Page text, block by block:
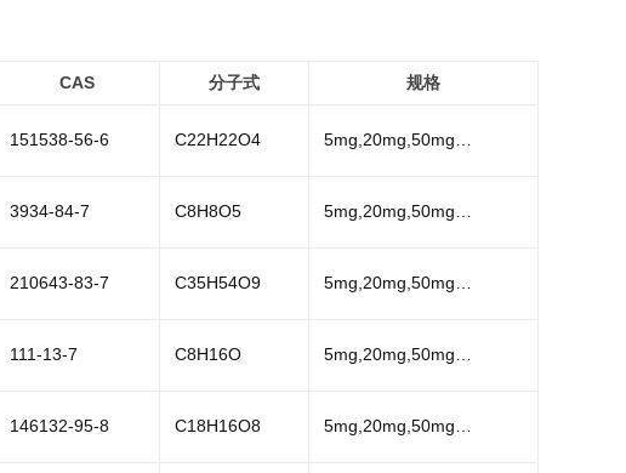
CAS 分子式 规格
151538-56-6 C22H22O4 5mg,20mg,50mg…
3934-84-7 C8H8O5 5mg,20mg,50mg…
210643-83-7 C35H54O9 5mg,20mg,50mg…
111-13-7 C8H16O 5mg,20mg,50mg…
146132-95-8 C18H16O8 5mg,20mg,50mg…